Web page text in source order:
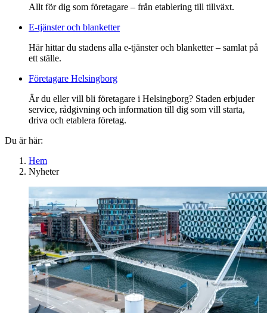
Allt för dig som företagare – från etablering till tillväxt.
E-tjänster och blanketter
Här hittar du stadens alla e-tjänster och blanketter – samlat på
ett ställe.
Företagare Helsingborg
Är du eller vill bli företagare i Helsingborg? Staden erbjuder
service, rådgivning och information till dig som vill starta,
driva och etablera företag.
Du är här:
Hem
Nyheter